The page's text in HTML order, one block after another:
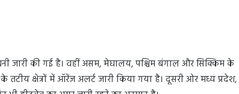
जारी की गई है। वहीं असम, मेघालय, पश्चिम बंगाल और सिक्किम के
तटीय क्षेत्रों में ऑरेंज अलर्ट जारी किया गया है। दूसरी ओर मध्य प्रदेश,